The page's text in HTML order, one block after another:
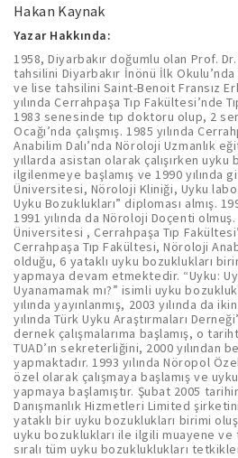
Hakan Kaynak
Yazar Hakkında:
1958, Diyarbakır doğumlu olan Prof.
tahsilini Diyarbakır İnönü İlk
ve lise tahsilini Saint-Benoit Fransız
yılında Cerrahpaşa Tıp Fakültesi’nde
1983 senesinde tıp doktoru olup, 2
Ocağı’nda çalışmış. 1985 yılında
Anabilim Dalı’nda Nöroloji Uzmanlık
yıllarda asistan olarak çalışırken uyku
ilgilenmeye başlamış ve 1990 yılında
Üniversitesi, Nöroloji Kliniği, Uyku
Uyku Bozuklukları” diploması almış.
1991 yılında da Nöroloji Doçenti
Üniversitesi , Cerrahpaşa Tıp
Cerrahpaşa Tıp Fakültesi, Nöroloji
olduğu, 6 yataklı uyku bozuklukları
yapmaya devam etmektedir. “Uyku: Uyuyamamak mı?,
Uyanamamak mı?” isimli uyku
yılında yayınlanmış, 2003 yılında da ikinci
yılında Türk Uyku Araştırmaları
dernek çalışmalarıma başlamış, o
TUAD’ın sekreterliğini, 2000 yılından
yapmaktadır. 1993 yılında Nöropol Özel Sağlık Hizmetlerinde
özel olarak çalışmaya başlamış ve
yapmaya başlamıştır. Şubat 2005 tarihinde “UYKUM” Sağlık ve
Danışmanlık Hizmetleri Limited
yataklı bir uyku bozuklukları birimi
uyku bozuklukları ile ilgili muayene
sıralı tüm uyku bozukluklukları